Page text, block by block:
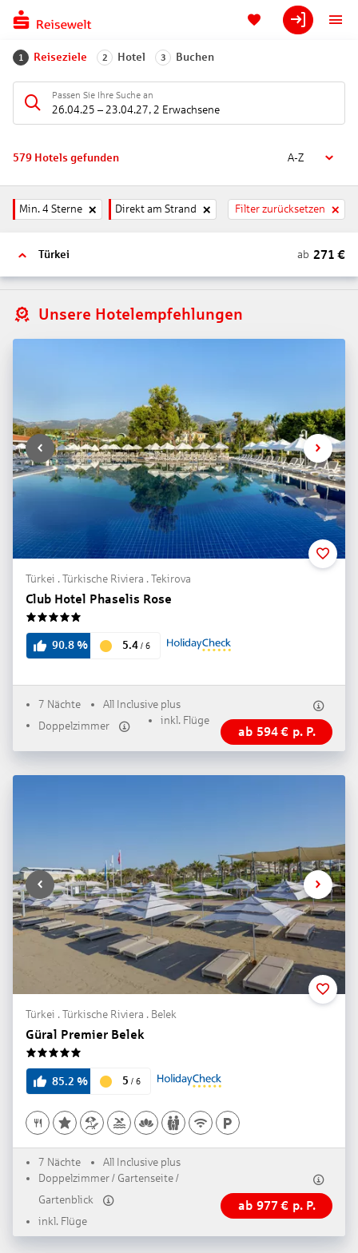
1 Reiseziele 2 Hotel 3 Buchen
Passen Sie Ihre Suche an
26.04.25 – 23.04.27, 2 Erwachsene
579 Hotels gefunden A-Z
Min. 4 Sterne Direkt am Strand Filter zurücksetzen
Türkei ab 271 €
Unsere Hotelempfehlungen
Türkei . Türkische Riviera . Tekirova
Club Hotel Phaselis Rose
90.8% 5.4 / 6
7 Nächte
All Inclusive plus
Doppelzimmer
inkl. Flüge
ab 594€ p. P.
Türkei . Türkische Riviera . Belek
Güral Premier Belek
5
85.2 % 5 / 6
7 Nächte
All Inclusive plus
Doppelzimmer / Gartenseite /
Gartenblick
inkl. Flüge
ab 977 € p. P.